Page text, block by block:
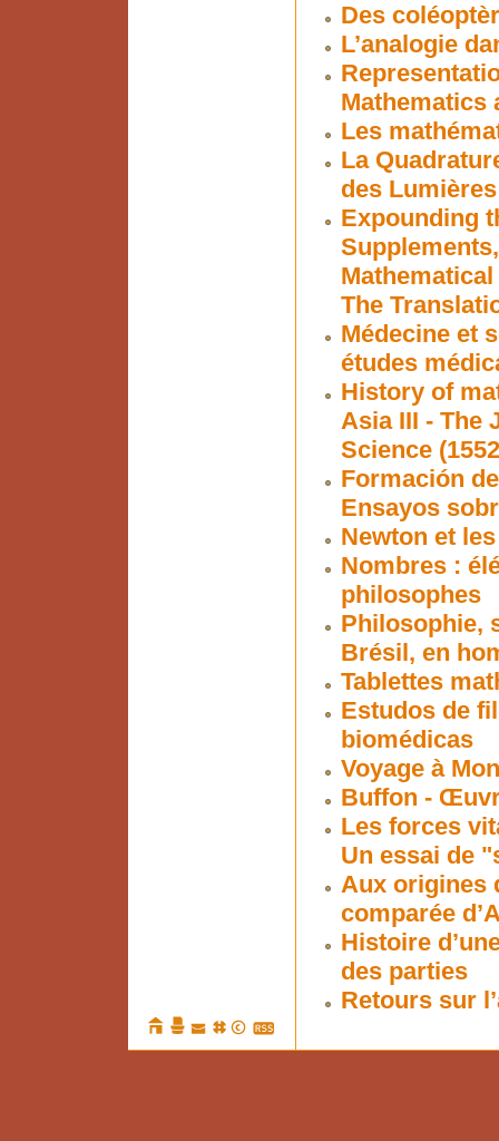
Des
L’analogie
Mathematics
Les
La
des Lumières
Expounding
The
Médecine et
études
History of
Asia III - The
Science
Formación
Ensayos
Newton et
Nombres :
philosophes
Philosophie,
Brésil, en
Tablettes
Estudos de
biomédicas
Voyage à
Buffon -
Les forces
Un essai de
Aux origines
comparée
Histoire
des parties
Retours sur